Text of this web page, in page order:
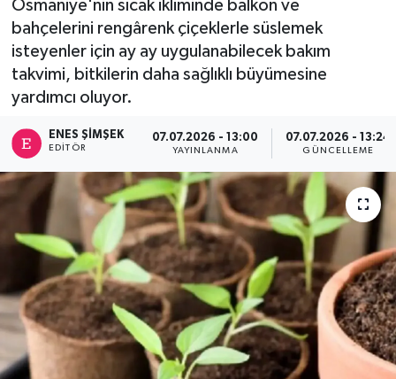
Osmaniye'nin sıcak ikliminde balkon ve
bahçelerini rengârenk çiçeklerle süslemek
isteyenler için ay ay uygulanabilecek bakım
takvimi, bitkilerin daha sağlıklı büyümesine
yardımcı oluyor.
ENES ŞIMŞEK
EDITÖR
07.07.2026 - 13:00
YAYINLANMA
07.07.2026 - 13:24
GÜNCELLEME